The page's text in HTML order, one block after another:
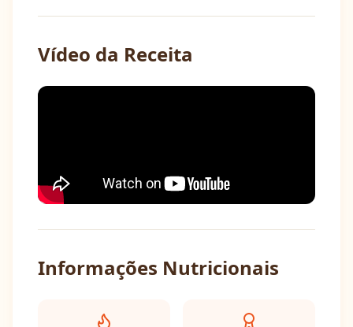
Vídeo da Receita
Informações Nutricionais